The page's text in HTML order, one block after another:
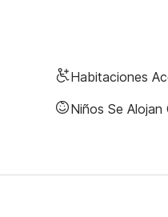
Habitaciones
Niños Se Alojan